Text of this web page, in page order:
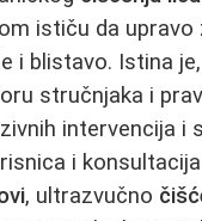
ističu da upravo
i blistavo. Istina
stručnjaka i
intervencija i
i
, ultrazvučno